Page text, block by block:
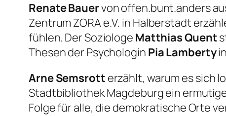
Renate Bauervon offen.bunt.anders
Zentrum ZORA e.V. in Halberstadt
fühlen. Der Soziologe Matthias Quent
Thesen der Psychologin Pia Lamberty
Arne Semsrott erzählt, warum es sich
Stadtbibliothek Magdeburg ein
Folge für alle, die demokratische Orte